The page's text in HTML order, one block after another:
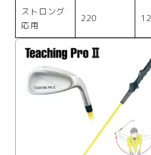
ストロング
応用
220 12